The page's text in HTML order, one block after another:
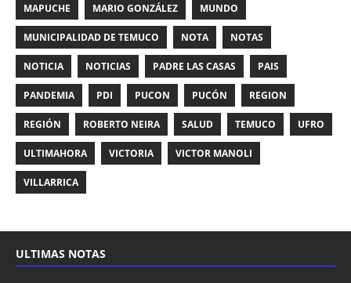
MAPUCHE MARIO GONZÁLEZ MUNDO
MUNICIPALIDAD DE TEMUCO NOTA NOTAS
NOTICIA NOTICIAS PADRE LAS CASAS PAIS
PANDEMIA PDI PUCON PUCÓN REGION
REGIÓN ROBERTO NEIRA SALUD TEMUCO UFRO
ULTIMAHORA VICTORIA VICTOR MANOLI
VILLARRICA
ULTIMAS NOTAS